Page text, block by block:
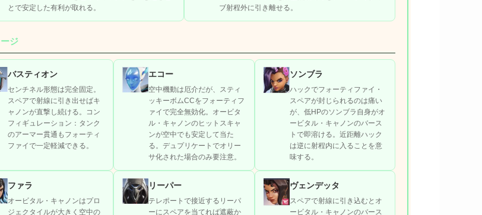
とで安定した有利が取れる。
ブ射程外に引き離せる。
ジ
バスティオン
センチネル形態は完全固定。
スペアで射線に引き出せばキ
ャノンが直撃し続ける。コン
フィギュレーション：タンク
のアーマー貫通もフォーティ
ファイで一定軽減できる。
エコー
空中機動は厄介だが、スティ
ッキーボムCCをフォーティフ
ァイで完全無効化。オービタ
ル・キャノンのヒットスキャ
ンが空中でも安定して当た
る。デュプリケートでオリー
サ化された場合のみ要注意。
ソンブラ
ハックでフォーティファイ・
スペアが封じられるのは痛い
が、低HPのソンブラ自身がオ
ービタル・キャノンのバース
トで即溶ける。近距離ハック
は逆に射程内に入ることを意
味する。
ファラ
オービタル・キャノンはプロ
ジェクタイルが大きく空中の
リーパー
テレポートで接近するリーパ
ーにスペアを当てれば遮蔽か
ヴェンデッタ
スペアで射線に引き込むとオ
ービタル・キャノンのバース